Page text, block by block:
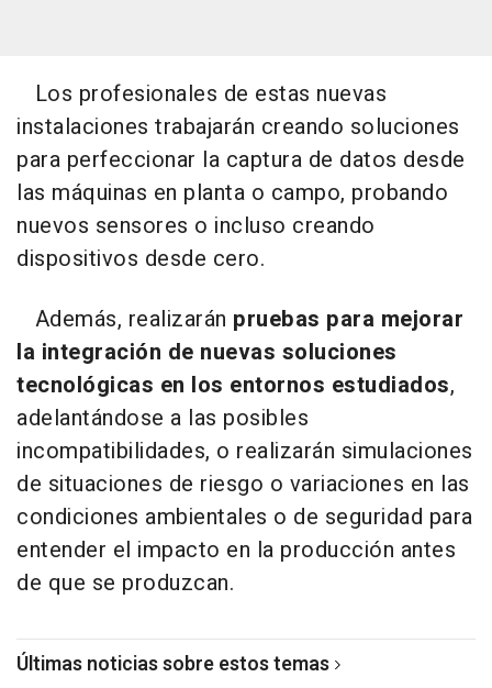
Los profesionales de estas nuevas
instalaciones trabajarán creando soluciones
para perfeccionar la captura de datos desde
las máquinas en planta o campo, probando
nuevos sensores o incluso creando
dispositivos desde cero.
Además, realizarán pruebas para mejorar
la integración de nuevas soluciones
tecnológicas en los entornos estudiados,
adelantándose a las posibles
incompatibilidades, o realizarán simulaciones
de situaciones de riesgo o variaciones en las
condiciones ambientales o de seguridad para
entender el impacto en la producción antes
de que se produzcan.
Últimas noticias sobre estos temas